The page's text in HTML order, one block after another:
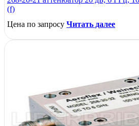
(f)
Цена по запросу Читать далее